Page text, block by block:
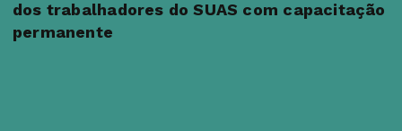
dos trabalhadores do SUAS com capacitação
permanente